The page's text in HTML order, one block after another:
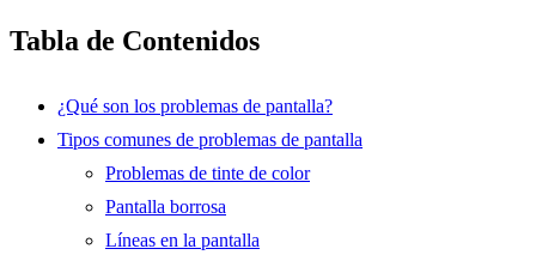
Tabla de Contenidos
¿Qué son los problemas de pantalla?
Tipos comunes de problemas de pantalla
Problemas de tinte de color
Pantalla borrosa
Líneas en la pantalla